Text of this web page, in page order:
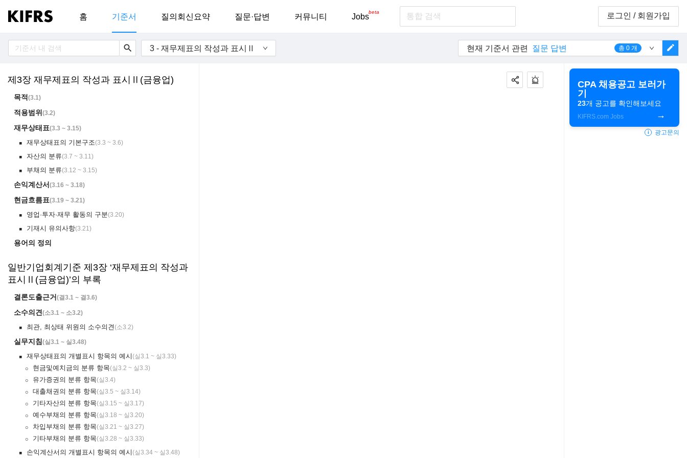
홈 기준서 질의회신요약 질문·답변 커뮤니티 Jobsbeta 로그인 / 회원가입
search 3 - 재무제표의 작성과 표시Ⅱ 현재 기준서 관련 질문 답변 총 0 개 edit
제3장 재무제표의 작성과 표시Ⅱ(금융업)
목적 (3.1)
적용범위 (3.2)
재무상태표(3.3 ~ 3.15)
￭ 재무상태표의 기본구조(3.3 ~ 3.6)
￭ 자산의 분류(3.7 ~ 3.11)
￭ 부채의 분류(3.12 ~ 3.15)
손익계산서 (3.16 ~ 3.18)
현금흐름표(3.19 ~ 3.21)
￭ 영업·투자·재무 활동의 구분(3.20)
￭ 기재시 유의사항(3.21)
용어의 정의
일반기업회계기준 제3장 ‘재무제표의 작성과
표시Ⅱ(금융업)’의 부록
결론도출근거 (결3.1 ~ 결3.6)
소수의견 (소3.1 ~ 소3.2)
￭ 최관, 최상태 위원의 소수의견 (소3.2)
실무지침(실3.1 ~ 실3.48)
￭ 재무상태표의 개별표시 항목의 예시 (실3.1 ~ 실3.33)
￮ 현금및예치금의 분류 항목(실3.2 ~ 실3.3)
￮ 유가증권의 분류 항목(실3.4)
￮ 대출채권의 분류 항목(실3.5 ~ 실3.14)
￮ 기타자산의 분류 항목(실3.15 ~ 실3.17)
￮ 예수부채의 분류 항목(실3.18 ~ 실3.20)
￮ 차입부채의 분류 항목(실3.21 ~ 실3.27)
￮ 기타부채의 분류 항목(실3.28 ~ 실3.33)
￭ 손익계산서의 개별표시 항목의 예시 (실3.34 ~ 실3.48)
CPA 채용공고 보러가
기
23개 공고를 확인해보세요
KIFRS.com Jobs
i 광고문의